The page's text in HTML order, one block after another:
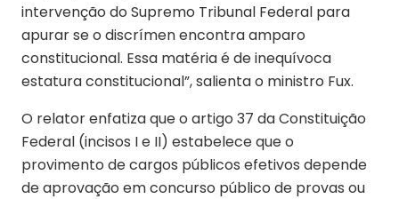
intervenção do Supremo Tribunal Federal para
apurar se o discrímen encontra amparo
constitucional. Essa matéria é de inequívoca
estatura constitucional”, salienta o ministro Fux.
O relator enfatiza que o artigo 37 da Constituição
Federal (incisos I e II) estabelece que o
provimento de cargos públicos efetivos depende
de aprovação em concurso público de provas ou